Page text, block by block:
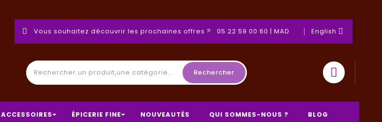
Vous souhaitez découvrir les prochaines offres ? 05 22 59 00 60 | MAD English 
Rechercher
ACCESSOIRES ÉPICERIE FINE NOUVEAUTÉS QUI SOMMES-NOUS ? BLOG